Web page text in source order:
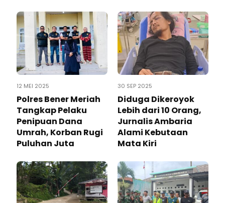
12 MEI 2025
Polres Bener Meriah
Tangkap Pelaku
Penipuan Dana
Umrah, Korban Rugi
Puluhan Juta
30 SEP 2025
Diduga Dikeroyok
Lebih dari 10 Orang,
Jurnalis Ambaria
Alami Kebutaan
Mata Kiri